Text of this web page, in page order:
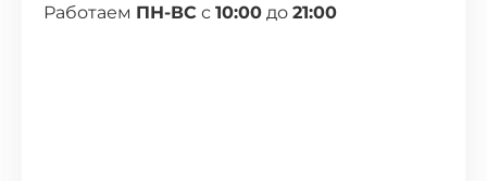
Работаем ПН-ВС с 10:00 до 21:00